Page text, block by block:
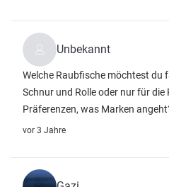
Unbekannt
Welche Raubfische möchtest du
Schnur und Rolle oder nur für
Präferenzen, was Marken
vor 3 Jahre